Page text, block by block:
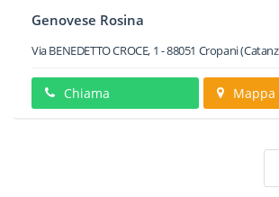
Genovese Rosina
Via BENEDETTO CROCE, 1 -88051 Cropani
Chiama Mappa